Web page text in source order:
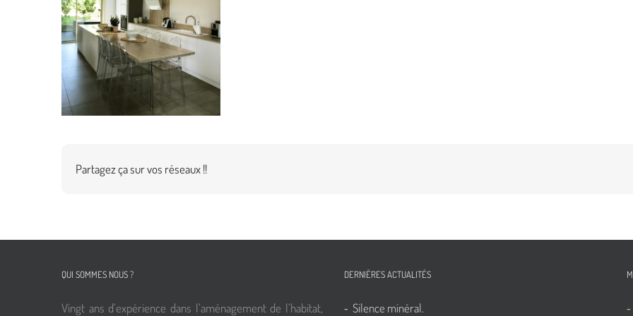
Partagez ça sur vos réseaux !!
QUI SOMMES NOUS ?
Vingt ans d’expérience dans l’aménagement de l’habitat,
DERNIÈRES ACTUALITÉS
Silence minéral.